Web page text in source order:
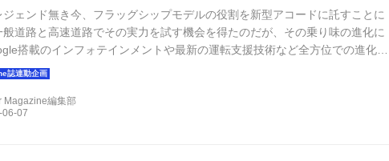
ジェンド無き今、フラッグシップモデルの役割を新型アコードに託すことに
般道路と高速道路でその実力を試す機会を得たのだが、その乗り味の進化に
搭載のインフォテインメントや最新の運転支援技術など全方位での進化を
（MotorMagazine 2024年6月号より）
Magazine編集部